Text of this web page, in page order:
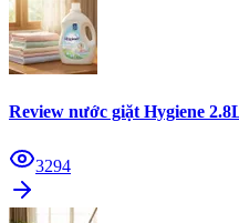
Review nước giặt Hygiene
3294